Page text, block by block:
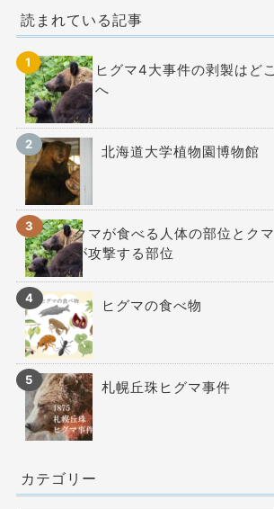
読まれている記事
ヒグマ4大事件の剥製はどこ
へ
北海道大学植物園博物館
クマが食べる人体の部位とクマ
が攻撃する部位
ヒグマの食べ物
札幌丘珠ヒグマ事件
カテゴリー